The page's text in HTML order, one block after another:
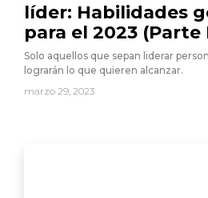
líder: Habilidades
para el 2023 (Parte
Solo aquellos que sepan liderar
lograrán lo que quieren alcanzar.
marzo 29, 2023